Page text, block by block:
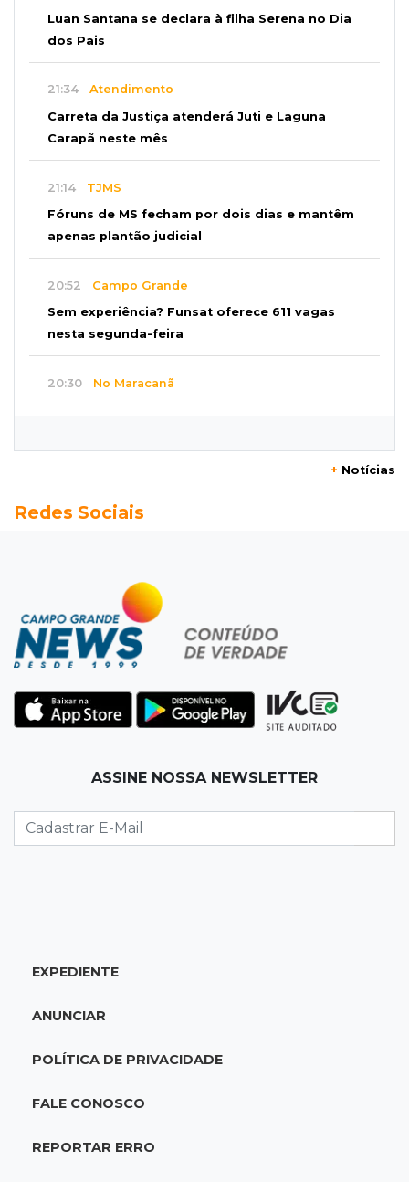
Luan Santana se declara à filha Serena no Dia
dos Pais
21:34 Atendimento
Carreta da Justiça atenderá Juti e Laguna
Carapã neste mês
21:14 TJMS
Fóruns de MS fecham por dois dias e mantêm
apenas plantão judicial
20:52 Campo Grande
Sem experiência? Funsat oferece 611 vagas
nesta segunda-feira
20:30 No Maracanã
Seleções em MS têm salários de até R$ 8,2 mil;
Jardim Itatiaia
Vigia é amarrado durante roubo de carro e
dois caminhões em pátio
Corinthians vence Bragantino por 2 a 0 e sobe
para 7º no Brasileirão
Na Vila Belmiro
lugar no Brasileirão
18:33Em 2022
adolescente atropelada no Amazonas
18:15 Nubank Parque
+ Notícias
Redes Sociais
ASSINE NOSSA NEWSLETTER
EXPEDIENTE
ANUNCIAR
POLÍTICA DE PRIVACIDADE
FALE CONOSCO
REPORTAR ERRO